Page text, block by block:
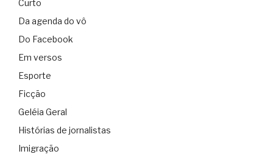
Curto
Da agenda do vô
Do Facebook
Em versos
Esporte
Ficção
Geléia Geral
Histórias de jornalistas
Imigração